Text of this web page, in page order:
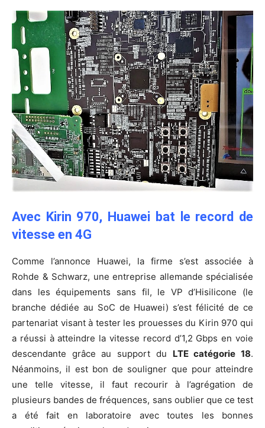
Avec Kirin 970, Huawei bat le record de
vitesse en 4G
Comme l’annonce Huawei, la firme s’est associée à
Rohde & Schwarz, une entreprise allemande spécialisée
dans les équipements sans fil, le VP d’Hisilicone (le
branche dédiée au SoC de Huawei) s’est félicité de ce
partenariat visant à tester les prouesses du Kirin 970 qui
a réussi à atteindre la vitesse record d’1,2 Gbps en voie
descendante grâce au support du LTE catégorie 18.
Néanmoins, il est bon de souligner que pour atteindre
une telle vitesse, il faut recourir à l’agrégation de
plusieurs bandes de fréquences, sans oublier que ce test
a été fait en laboratoire avec toutes les bonnes